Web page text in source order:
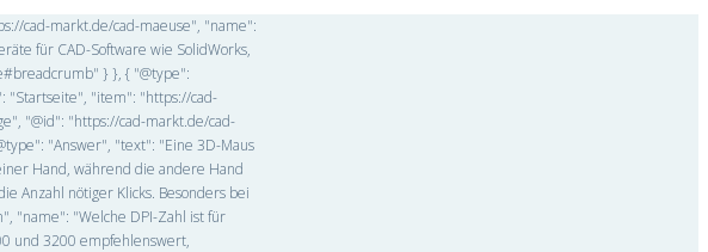
cad-markt.de/cad-maeuse", "name":
für CAD-Software wie SolidWorks,
} }, { "@type":
"Startseite", "item": "https://cad-
"@id": "https://cad-markt.de/cad-
"Answer", "text": "Eine 3D-Maus
Hand, während die andere Hand
Anzahl nötiger Klicks. Besonders bei
"name": "Welche DPI-Zahl ist für
und 3200 empfehlenswert,